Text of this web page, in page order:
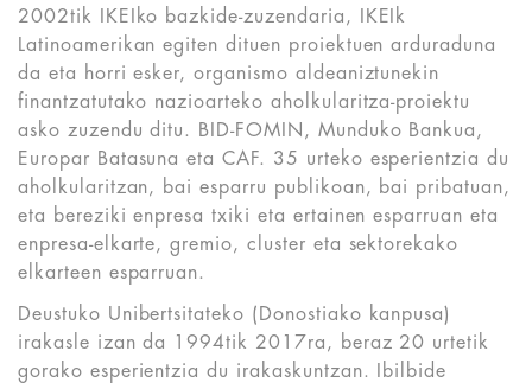
2002tik IKEIko bazkide-zuzendaria, IKEIk
Latinoamerikan egiten dituen proiektuen arduraduna
da eta horri esker, organismo aldeaniztunekin
finantzatutako nazioarteko aholkularitza-proiektu
asko zuzendu ditu. BID-FOMIN, Munduko Bankua,
Europar Batasuna eta CAF. 35 urteko esperientzia du
aholkularitzan, bai esparru publikoan, bai pribatuan,
eta bereziki enpresa txiki eta ertainen esparruan eta
enpresa-elkarte, gremio, cluster eta sektorekako
elkarteen esparruan.
Deustuko Unibertsitateko (Donostiako kanpusa)
irakasle izan da 1994tik 2017ra, beraz 20 urtetik
gorako esperientzia du irakaskuntzan. Ibilbide